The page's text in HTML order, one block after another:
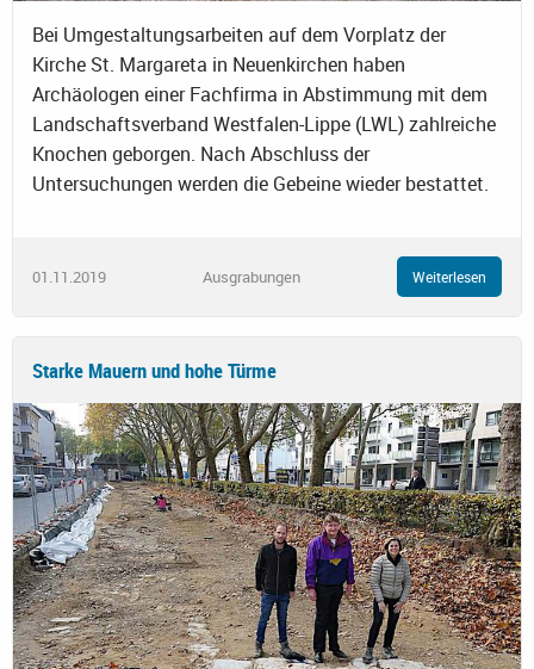
Bei Umgestaltungsarbeiten auf dem Vorplatz der
Kirche St. Margareta in Neuenkirchen haben
Archäologen einer Fachfirma in Abstimmung mit dem
Landschaftsverband Westfalen-Lippe (LWL) zahlreiche
Knochen geborgen. Nach Abschluss der
Untersuchungen werden die Gebeine wieder bestattet.
01.11.2019 Ausgrabungen Weiterlesen
Starke Mauern und hohe Türme